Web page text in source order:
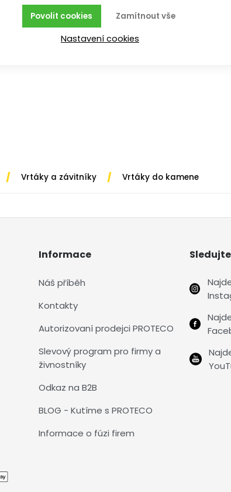
profi použití.
/ Vrtáky a závitníky / Vrtáky do kamene
Informace
Náš příběh
Kontakty
Autorizovaní prodejci PROTECO
Slevový program pro firmy a
živnostníky
Odkaz na B2B
BLOG - Kutíme s PROTECO
Informace o fúzi firem
Zamítnout vše
Povolit cookies
Nastavení cookies